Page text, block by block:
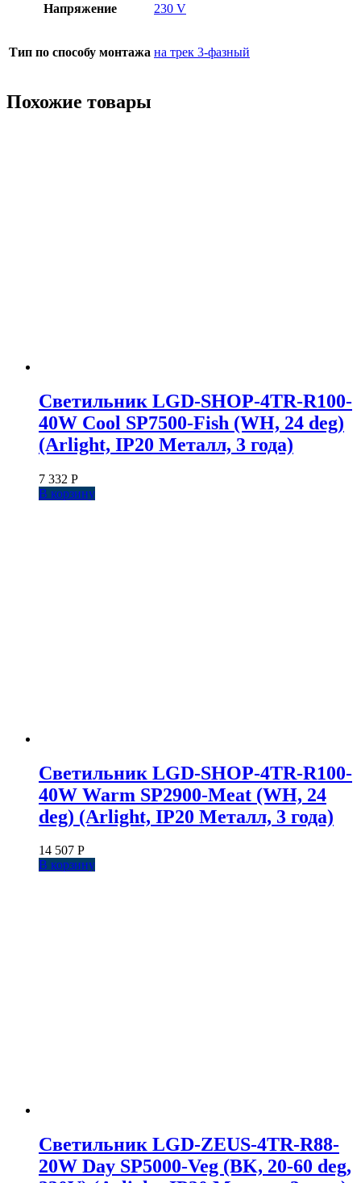
Напряжение 230 V
Тип по способу монтажа на трек 3-фазный
Похожие товары
Светильник LGD-SHOP-4TR-R100-
40W Cool SP7500-Fish (WH, 24 deg)
(Arlight, IP20 Металл, 3 года)
7 332 Р
В корзину
Светильник LGD-SHOP-4TR-R100-
40W Warm SP2900-Meat (WH, 24
deg) (Arlight, IP20 Металл, 3 года)
14 507 Р
В корзину
Светильник LGD-ZEUS-4TR-R88-
20W Day SP5000-Veg (BK, 20-60 deg,